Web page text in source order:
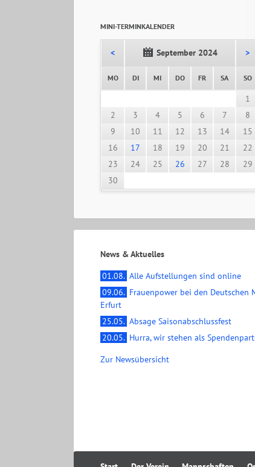
MINI-TERMINKALENDER
< September 2024 >
MONTAGDIENSTAG
MITTWOCH
DONNERSTAG
FREITAGSAMSTAG
SO
1
2
3 4 5 6 7
8
9
10 11 12 13 14
15
16
17 18 19 20 21
22
23
24 25 26 27 28
29
30
News & Aktuelles
01.08. Alle Aufstellungen sind online
09.06. Frauenpower bei den Deutschen
Erfurt
25.05. Absage Saisonabschlussfest
20.05. Hurra, wir stehen als
Zur Newsübersicht